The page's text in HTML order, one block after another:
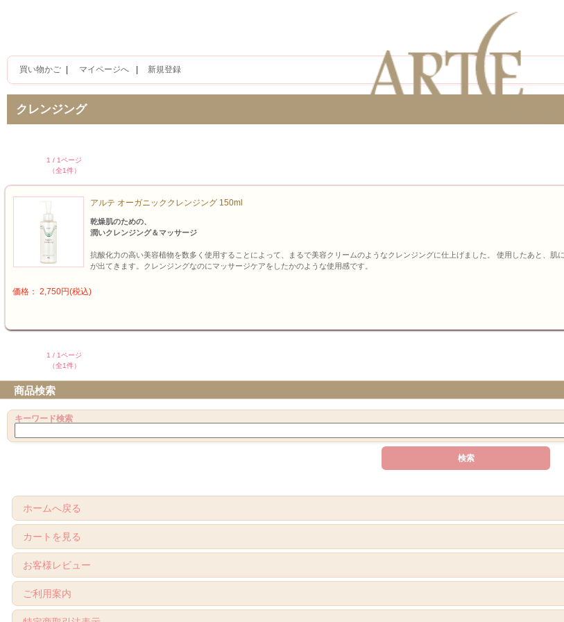
買い物かご マイページへ 新規登録
クレンジング
1 / 1ページ
（全1件）
アルテ オーガニッククレンジング 150ml
乾燥肌のための、
潤いクレンジング＆マッサージ
抗酸化力の高い美容植物を数多く使用することによって、まるで美容クリームのようなクレンジングに仕上げました。 使用したあと、
が出てきます。クレンジングなのにマッサージケアをしたかのような使用感です。
価格： 2,750円(税込)
1 / 1ページ
（全1件）
商品検索
キーワード検索
ホームへ戻る
カートを見る
お客様レビュー
ご利用案内